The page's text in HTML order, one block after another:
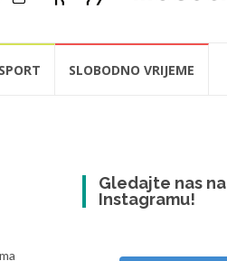
SPORT SLOBODNO VRIJEME
Gledajte nas na
Instagramu!